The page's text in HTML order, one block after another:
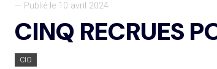
— Publié le 10 avril 2024
CINQ RECRUES
CIO